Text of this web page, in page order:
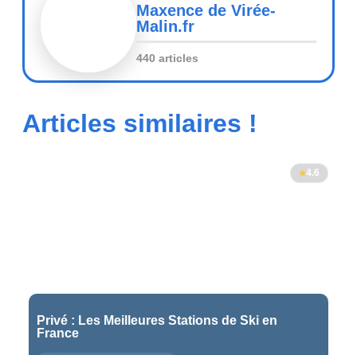
Maxence de Virée-
Malin.fr
440 articles
Articles similaires !
4.6
Privé : Les Meilleures Stations de Ski en
France